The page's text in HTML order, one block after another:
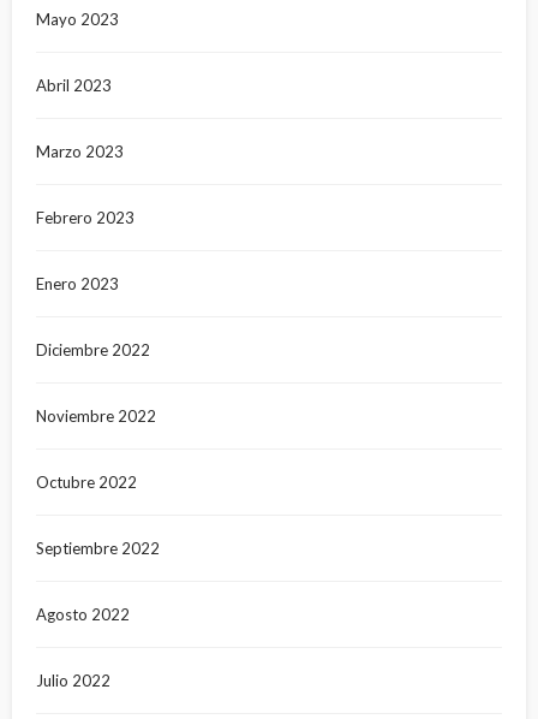
Mayo 2023
Abril 2023
Marzo 2023
Febrero 2023
Enero 2023
Diciembre 2022
Noviembre 2022
Octubre 2022
Septiembre 2022
Agosto 2022
Julio 2022